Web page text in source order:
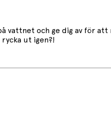
vattnet och ge dig av för
ut igen?!